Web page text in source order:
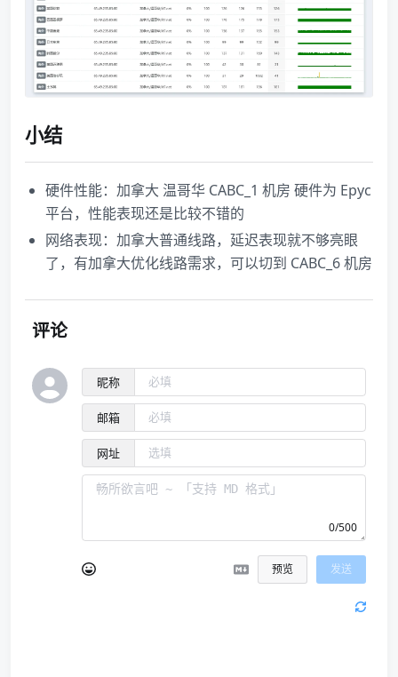
小结
硬件性能：加拿大 温哥华 CABC_1 机房 硬件为 Epyc
平台，性能表现还是比较不错的
网络表现：加拿大普通线路，延迟表现就不够亮眼
了，有加拿大优化线路需求，可以切到 CABC_6 机房
评论
昵称
邮箱
网址
0/500
预览 发送